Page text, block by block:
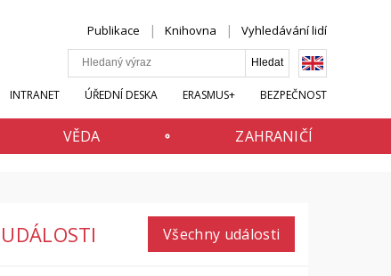
Publikace Knihovna Vyhledávání lidí
INTRANET ÚŘEDNÍ DESKA ERASMUS+ BEZPEČNOST
VĚDA ZAHRANIČÍ
UDÁLOSTI Všechny události